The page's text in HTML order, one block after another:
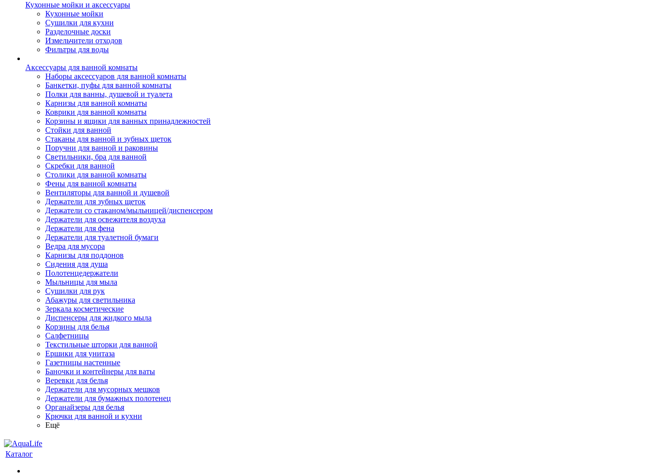
Кухонные мойки и аксессуары
Кухонные мойки
Сушилки для кухни
Разделочные доски
Измельчители отходов
Фильтры для воды
Аксессуары для ванной комнаты
Наборы аксессуаров для ванной комнаты
Банкетки, пуфы для ванной комнаты
Полки для ванны, душевой и туалета
Карнизы для ванной комнаты
Коврики для ванной комнаты
Корзины и ящики для ванных принадлежностей
Стойки для ванной
Стаканы для ванной и зубных щеток
Поручни для ванной и раковины
Светильники, бра для ванной
Скребки для ванной
Столики для ванной комнаты
Фены для ванной комнаты
Вентиляторы для ванной и душевой
Держатели для зубных щеток
Держатели со стаканом/мыльницей/диспенсером
Держатели для освежителя воздуха
Держатели для фена
Держатели для туалетной бумаги
Ведра для мусора
Карнизы для поддонов
Сидения для душа
Полотенцедержатели
Мыльницы для мыла
Сушилки для рук
Абажуры для светильника
Зеркала косметические
Диспенсеры для жидкого мыла
Корзины для белья
Салфетницы
Текстильные шторки для ванной
Ершики для унитаза
Газетницы настенные
Баночки и контейнеры для ваты
Веревки для белья
Держатели для мусорных мешков
Держатели для бумажных полотенец
Органайзеры для белья
Крючки для ванной и кухни
Ещё
Каталог